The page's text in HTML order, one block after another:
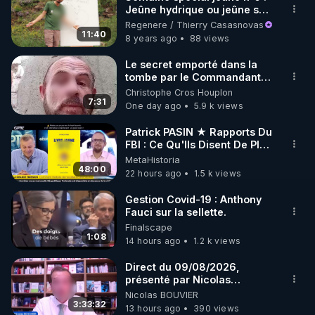
🌱 INSTAGRAM
https://www.instagram.com/rdlr_thierrycasasnovas/
http://rgnr.li/instagram
🌱 LA NEWSLETTER
Pour ne pas rater l’actualité RGNR (stages,
http://rgnr.li/news
🌱 VIDÉOS NON CENSURÉES SUR ODYSEE
Toutes les vidéos Youtube sont aussi sur la
http://rgnr.li/odysee
🌱 LES STAGES EN PRÉSENTIEL
http://rgnr.li/stages
11:40
Jeûne hydrique ou jeûne sec
?
Regenere / Thierry Casasnovas
8 years ago
88 views
7:31
Le secret emporté dans la
tombe par le Commandant
Cousteau le 25 juin 1997
Christophe Cros Houplon
One day ago
5.9 k views
48:00
Patrick PASIN ★ Rapports Du
FBI : Ce Qu'Ils Disent De Plus
Grave Sur Hitler
MetaHistoria
22 hours ago
1.5 k views
1:08
Gestion Covid-19 : Anthony
Fauci sur la sellette.
Finalscape
14 hours ago
1.2 k views
3:33:32
Direct du 09/08/2026,
présenté par Nicolas
BOUVIER
Nicolas BOUVIER
13 hours ago
390 views